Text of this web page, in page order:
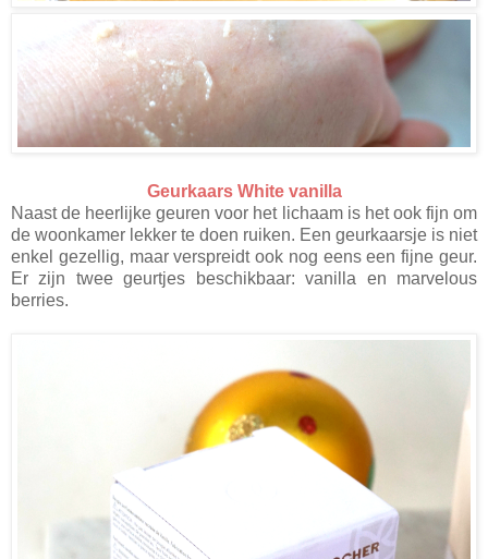
Geurkaars White vanilla
Naast de heerlijke geuren voor het lichaam is het ook fijn om
de woonkamer lekker te doen ruiken. Een geurkaarsje is niet
enkel gezellig, maar verspreidt ook nog eens een fijne geur.
Er zijn twee geurtjes beschikbaar: vanilla en marvelous
berries.